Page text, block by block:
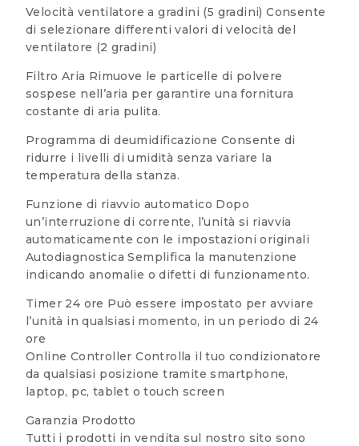
Velocità ventilatore a gradini (5 gradini) Consente
di selezionare differenti valori di velocità del
ventilatore (2 gradini)
Filtro Aria Rimuove le particelle di polvere
sospese nell’aria per garantire una fornitura
costante di aria pulita.
Programma di deumidificazione Consente di
ridurre i livelli di umidità senza variare la
temperatura della stanza.
Funzione di riavvio automatico Dopo
un’interruzione di corrente, l’unità si riavvia
automaticamente con le impostazioni originali
Autodiagnostica Semplifica la manutenzione
indicando anomalie o difetti di funzionamento.
Timer 24 ore Può essere impostato per avviare
l’unità in qualsiasi momento, in un periodo di 24
ore
Online Controller Controlla il tuo condizionatore
da qualsiasi posizione tramite smartphone,
laptop, pc, tablet o touch screen
Garanzia Prodotto
Tutti i prodotti in vendita sul nostro sito sono